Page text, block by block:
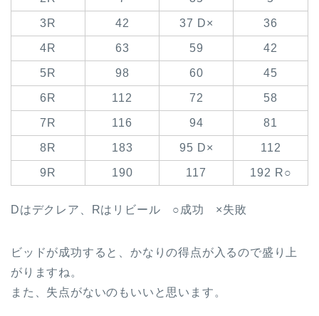
3R 42 37 D× 36
4R 63 59 42
5R 98 60 45
6R 112 72 58
7R 116 94 81
8R 183 95 D× 112
9R 190 117 192 R○
Dはデクレア、Rはリビール ○成功 ×失敗
ビッドが成功すると、かなりの得点が入るので盛り上
がりますね。
また、失点がないのもいいと思います。